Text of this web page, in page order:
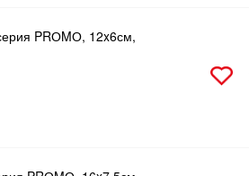
PRОMО, 12x6см,